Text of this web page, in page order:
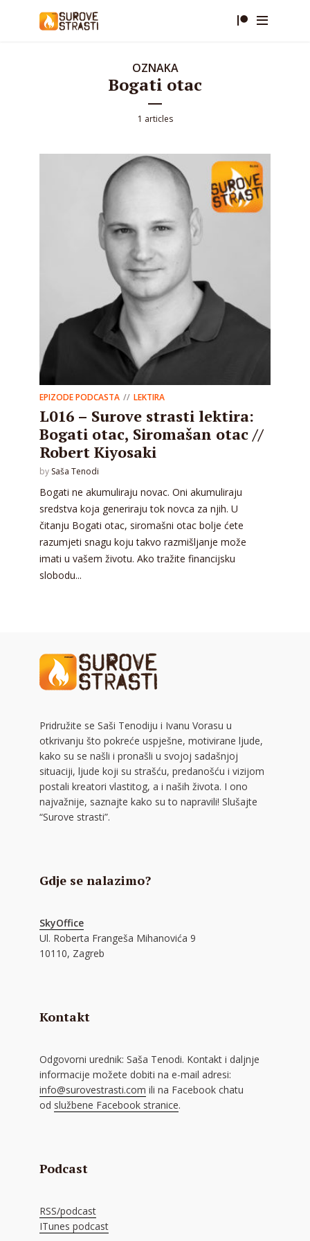
OZNAKA
Bogati otac
1 articles
EPIZODE PODCASTA LEKTIRA
L016 – Surove strasti lektira:
Bogati otac, Siromašan otac //
Robert Kiyosaki
by Saša Tenodi
Bogati ne akumuliraju novac. Oni akumuliraju
sredstva koja generiraju tok novca za njih. U
čitanju Bogati otac, siromašni otac bolje ćete
razumjeti snagu koju takvo razmišljanje može
imati u vašem životu. Ako tražite financijsku
slobodu...
Pridružite se Saši Tenodiju i Ivanu Vorasu u
otkrivanju što pokreće uspješne, motivirane ljude,
kako su se našli i pronašli u svojoj sadašnjoj
situaciji, ljude koji su strašću, predanošću i vizijom
postali kreatori vlastitog, a i naših života. I ono
najvažnije, saznajte kako su to napravili! Slušajte
“Surove strasti”.
Gdje se nalazimo?
SkyOffice
Ul. Roberta Frangeša Mihanovića 9
10110, Zagreb
Kontakt
Odgovorni urednik: Saša Tenodi. Kontakt i daljnje
informacije možete dobiti na e-mail adresi:
info@surovestrasti.com ili na Facebook chatu
od službene Facebook stranice.
Podcast
RSS/podcast
ITunes podcast